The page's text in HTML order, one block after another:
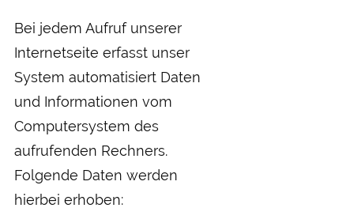
Bei jedem Aufruf unserer
Internetseite erfasst unser
System automatisiert Daten
und Informationen vom
Computersystem des
aufrufenden Rechners.
Folgende Daten werden
hierbei erhoben: